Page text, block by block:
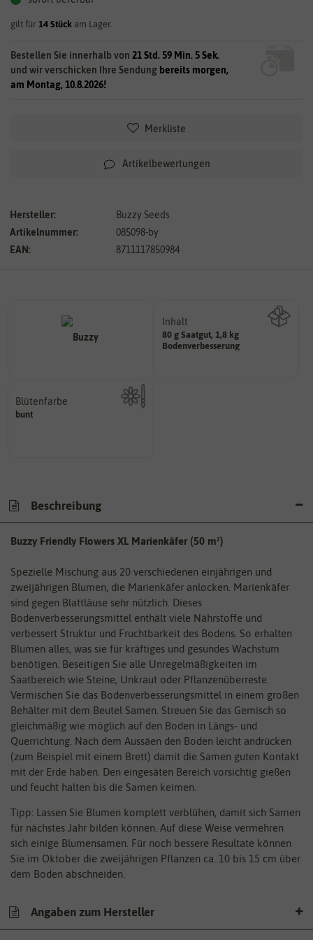
gilt für 14 Stück am Lager.
Bestellen Sie innerhalb von 21 Std. 59 Min. 4 Sek.
und wir verschicken Ihre Sendung bereits morgen,
am Montag, 10.8.2026!
Merkliste
Artikelbewertungen
Hersteller:
Buzzy Seeds
Artikelnummer:
085098-by
EAN:
8711117850984
Inhalt
80 g Saatgut, 1,8 kg
Bodenverbesserung
Wie viel ist enthalten
Blütenfarbe
bunt
Kann auch mehrfarbig sein.
Beschreibung
Buzzy Friendly Flowers XL Marienkäfer (50 m²)
Spezielle Mischung aus 20 verschiedenen einjährigen und
zweijährigen Blumen, die Marienkäfer anlocken. Marienkäfer
sind gegen Blattläuse sehr nützlich. Dieses
Bodenverbesserungsmittel enthält viele Nährstoffe und
verbessert Struktur und Fruchtbarkeit des Bodens. So erhalten
Blumen alles, was sie für kräftiges und gesundes Wachstum
benötigen. Beseitigen Sie alle Unregelmäßigkeiten im
Saatbereich wie Steine, Unkraut oder Pflanzenüberreste.
Vermischen Sie das Bodenverbesserungsmittel in einem großen
Behälter mit dem Beutel Samen. Streuen Sie das Gemisch so
gleichmäßig wie möglich auf den Boden in Längs- und
Querrichtung. Nach dem Aussäen den Boden leicht andrücken
(zum Beispiel mit einem Brett) damit die Samen guten Kontakt
mit der Erde haben. Den eingesäten Bereich vorsichtig gießen
und feucht halten bis die Samen keimen.
Tipp: Lassen Sie Blumen komplett verblühen, damit sich Samen
für nächstes Jahr bilden können. Auf diese Weise vermehren
sich einige Blumensamen. Für noch bessere Resultate können
Sie im Oktober die zweijährigen Pflanzen ca. 10 bis 15 cm über
dem Boden abschneiden.
Angaben zum Hersteller